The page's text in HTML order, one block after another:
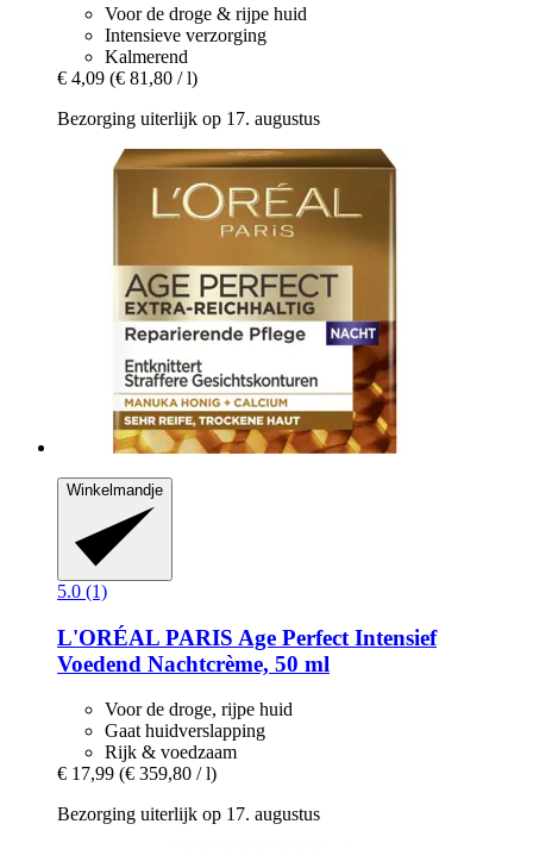
Voor de droge & rijpe huid
Intensieve verzorging
Kalmerend
€ 4,09 (€ 81,80 / l)
Bezorging uiterlijk op 17. augustus
Winkelmandje
5.0 (1)
L'ORÉAL PARIS Age Perfect Intensief
Voedend Nachtcrème, 50 ml
Voor de droge, rijpe huid
Gaat huidverslapping
Rijk & voedzaam
€ 17,99 (€ 359,80 / l)
Bezorging uiterlijk op 17. augustus